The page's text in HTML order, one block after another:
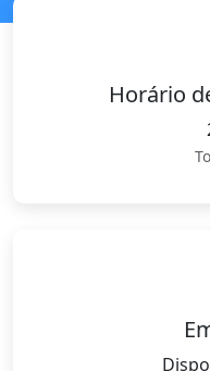
Horário